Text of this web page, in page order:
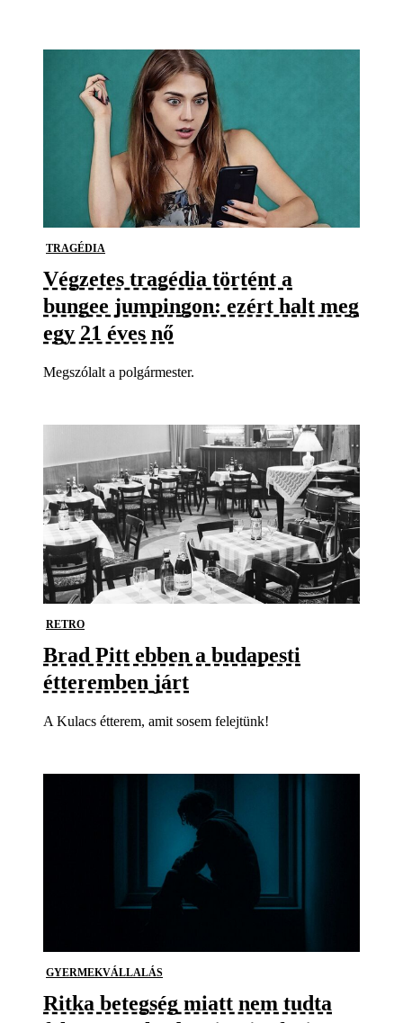
TRAGÉDIA
Végzetes tragédia történt a
bungee jumpingon: ezért halt meg
egy 21 éves nő
Megszólalt a polgármester.
RETRO
Brad Pitt ebben a budapesti
étteremben járt
A Kulacs étterem, amit sosem felejtünk!
GYERMEKVÁLLALÁS
Ritka betegség miatt nem tudta